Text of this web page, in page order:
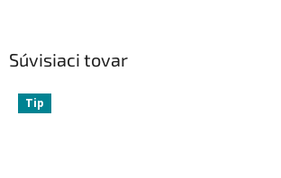
Súvisiaci tovar
Tip